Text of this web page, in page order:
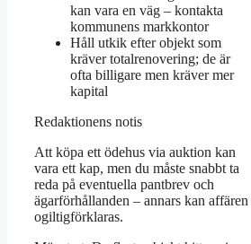
kan vara en väg – kontakta
kommunens markkontor
Håll utkik efter objekt som
kräver totalrenovering; de är
ofta billigare men kräver mer
kapital
Redaktionens notis
Att köpa ett ödehus via auktion kan
vara ett kap, men du måste snabbt ta
reda på eventuella pantbrev och
ägarförhållanden – annars kan affären
ogiltigförklaras.